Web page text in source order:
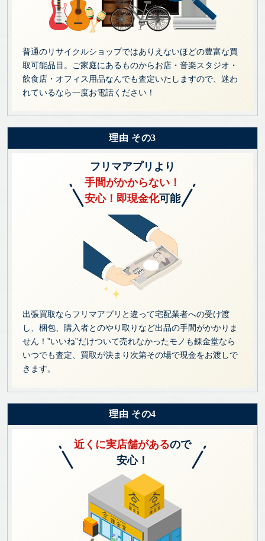
普通のリサイクルショップではありえないほどの豊富な買
取可能品目。ご家庭にあるものからお店・音楽スタジオ・
飲食店・オフィス用品なんでも査定いたしますので、迷わ
れているなら一度お電話ください！
理由 その3
フリマアプリより
手間がかからない！
安心！即現金化可能
出張買取ならフリマアプリと違って宅配業者への受け渡
し、梱包、購入者とのやり取りなど出品の手間がかかりま
せん！”いいね”だけついて売れなかったモノも錬金堂なら
いつでも査定、買取が決まり次第その場で現金をお渡しで
きます。
理由 その4
近くに実店舗があるので
安心！